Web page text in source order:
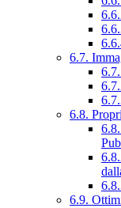
6.7.
6.8.
6.9.